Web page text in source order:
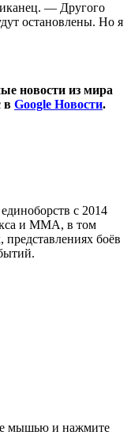
— Другого
остановлены. Но я
новости из мира
в Google Новости.
с 2014
и ММА, в том
представлениях боёв
мышью и нажмите